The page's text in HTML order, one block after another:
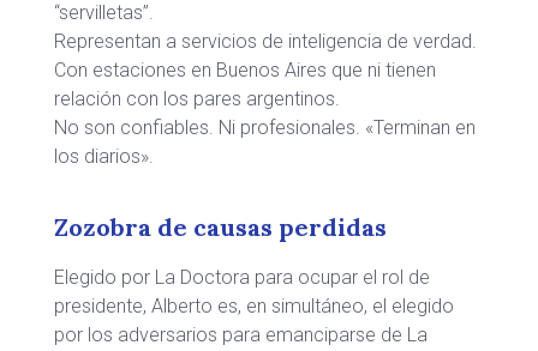
“servilletas”.
Representan a servicios de inteligencia de verdad.
Con estaciones en Buenos Aires que ni tienen
relación con los pares argentinos.
No son confiables. Ni profesionales. «Terminan en
los diarios».
Zozobra de causas perdidas
Elegido por La Doctora para ocupar el rol de
presidente, Alberto es, en simultáneo, el elegido
por los adversarios para emanciparse de La